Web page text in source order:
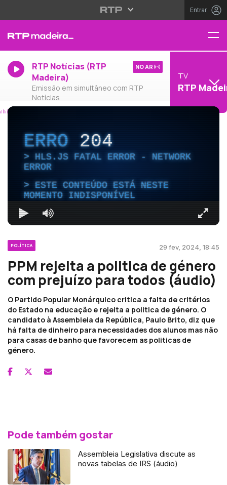
Entrar
RTP Notícias (RTP
Madeira)
Emissão em simultâneo com RTP
Notícias
NO AR
TV
RTP
ERRO204
HLS.JS FATAL ERROR - NETWORK
ERROR
ESTE CONTEÚDO ESTÁ NESTE
MOMENTO INDISPONÍVEL
POLÍTICA 29 fev, 2024, 18:45
PPM rejeita a politica de género
com prejuízo para todos (áudio)
O Partido Popular Monárquico critica a falta de critérios
do Estado na educação e rejeita a politica de género. O
candidato à Assembleia da República, Paulo Brito, diz que
há falta de dinheiro para necessidades dos alunos mas não
para casas de banho que favorecem as politicas de
género.
Pode também gostar
Assembleia Legislativa discute as
novas tabelas de IRS (áudio)